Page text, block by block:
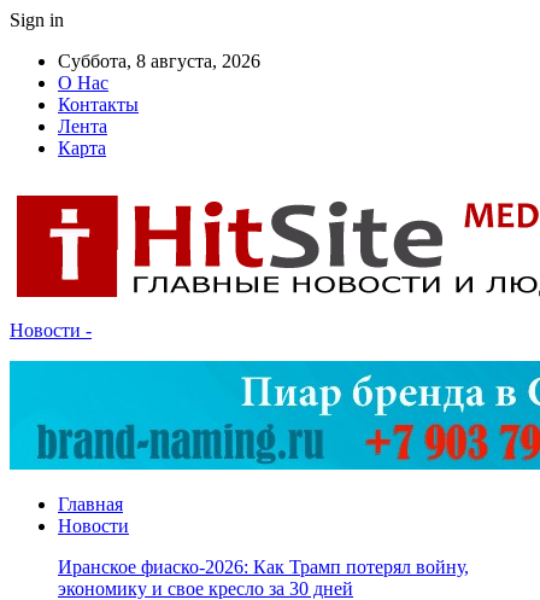
Sign in
Суббота, 8 августа, 2026
О Нас
Контакты
Лента
Карта
Новости -
Главная
Новости
Иранское фиаско-2026: Как Трамп потерял войну,
экономику и свое кресло за 30 дней